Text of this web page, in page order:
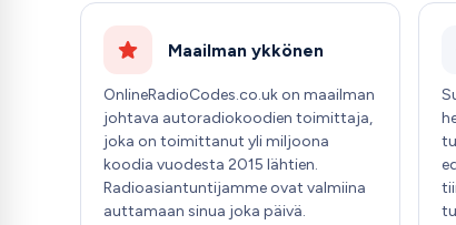
Maailman ykkönen
OnlineRadioCodes.co.uk on maailman
johtava autoradiokoodien toimittaja,
joka on toimittanut yli miljoona
koodia vuodesta 2015 lähtien.
Radioasiantuntijamme ovat valmiina
auttamaan sinua joka päivä.